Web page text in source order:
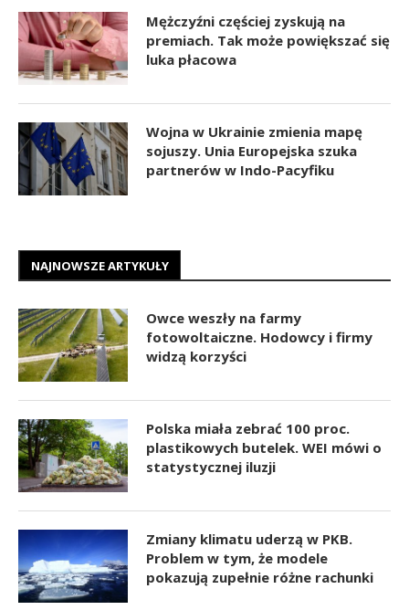
Mężczyźni częściej zyskują na
premiach. Tak może powiększać się
luka płacowa
Wojna w Ukrainie zmienia mapę
sojuszy. Unia Europejska szuka
partnerów w Indo-Pacyfiku
NAJNOWSZE ARTYKUŁY
Owce weszły na farmy
fotowoltaiczne. Hodowcy i firmy
widzą korzyści
Polska miała zebrać 100 proc.
plastikowych butelek. WEI mówi o
statystycznej iluzji
Zmiany klimatu uderzą w PKB.
Problem w tym, że modele
pokazują zupełnie różne rachunki